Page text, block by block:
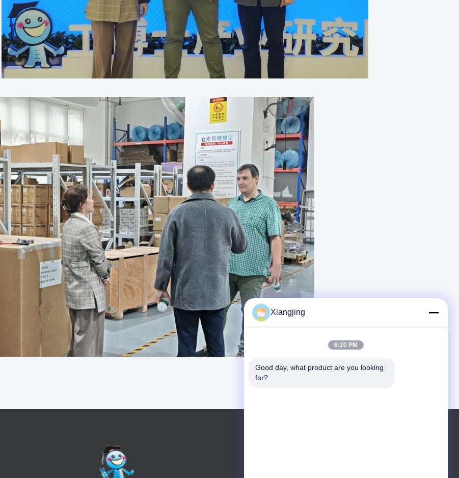
Xiangjing
6:20 PM
Good day, what product are you looking
for?